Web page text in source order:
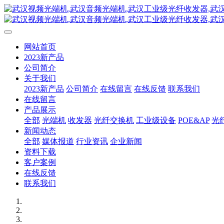
网站首页
2023新产品
公司简介
关于我们
2023新产品 公司简介 在线留言 在线反馈 联系我们
在线留言
产品展示
全部 光端机 收发器 光纤交换机 工业级设备 POE&AP 光
新闻动态
全部 媒体报道 行业资讯 企业新闻
资料下载
客户案例
在线反馈
联系我们